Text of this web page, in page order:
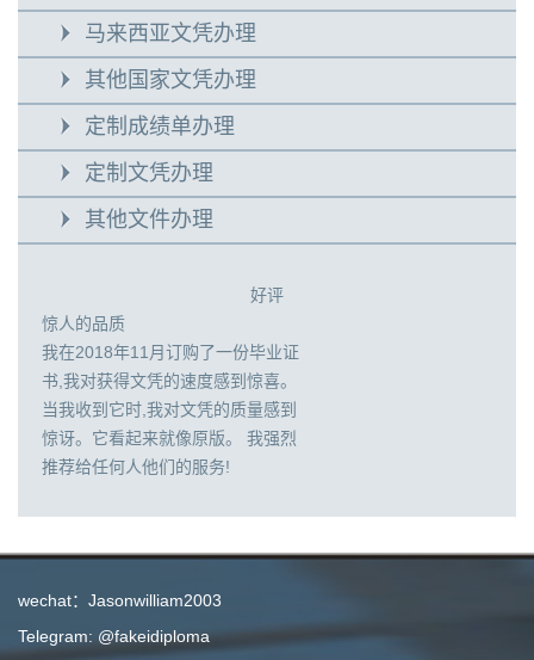
马来西亚文凭办理
其他国家文凭办理
定制成绩单办理
定制文凭办理
其他文件办理
好评
惊人的品质
我在2018年11月订购了一份毕业证
书,我对获得文凭的速度感到惊喜。
当我收到它时,我对文凭的质量感到
惊讶。它看起来就像原版。 我强烈
推荐给任何人他们的服务!
wechat：Jasonwilliam2003
Telegram: @fakeidiploma